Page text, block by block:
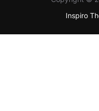
Inspiro